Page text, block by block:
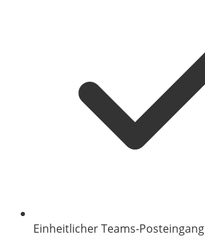
Einheitlicher Teams-Posteingang